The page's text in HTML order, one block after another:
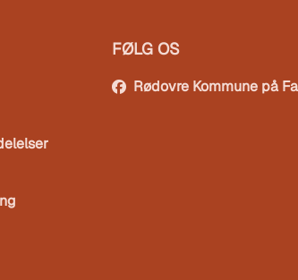
FØLG OS
Rødovre Kommune på